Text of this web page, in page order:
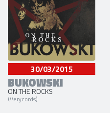
30/03/2015
BUKOWSKI
ON THE ROCKS
(Verycords)